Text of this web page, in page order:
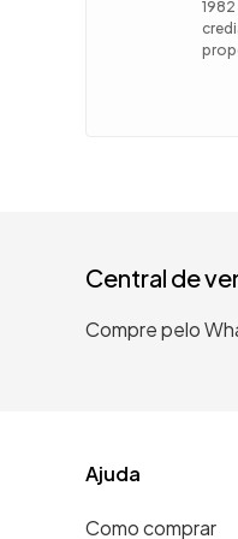
Central de
Compre pelo
Ajuda
Como comprar